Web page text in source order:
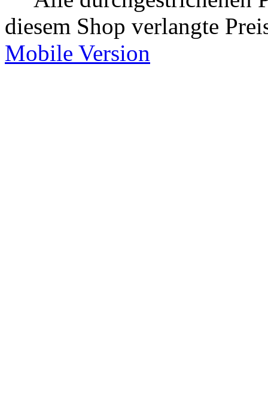
diesem Shop verlangte
Mobile Version